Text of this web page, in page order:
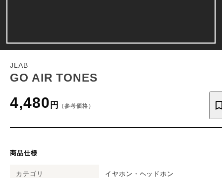
JLAB
GO AIR TONES
4,480 円 （参考価格）
商品仕様
カテゴリ イヤホン・ヘッドホン